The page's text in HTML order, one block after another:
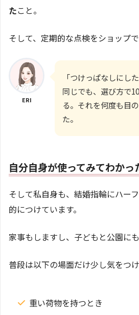
たこと。
そして、定期的な点検をショップ
ERI
「つけっぱなしにし
同じでも、選び方で
る。それを何度も目
た。
自分自身が使ってみてわかっ
そして私自身も、結婚指輪にハー
的につけています。
家事もしますし、子どもと公園にも
普段は以下の場面だけ少し気をつけ
重い荷物を持つとき